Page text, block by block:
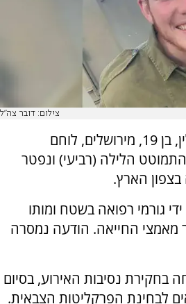
צילום: דובר צה"ל
סמל יוסף חיים צבי סרלין, בן 19, מירושלים, לוחם
ביחידה 504, התמוטט הלילה (רביעי) ונפטר
הארץ.
גורמי רפואה בשטח ומותו
מאמצי החייאה. הודעה נמסרה
נסיבות האירוע, בסיום
לבחינת הפרקליטות הצבאית.